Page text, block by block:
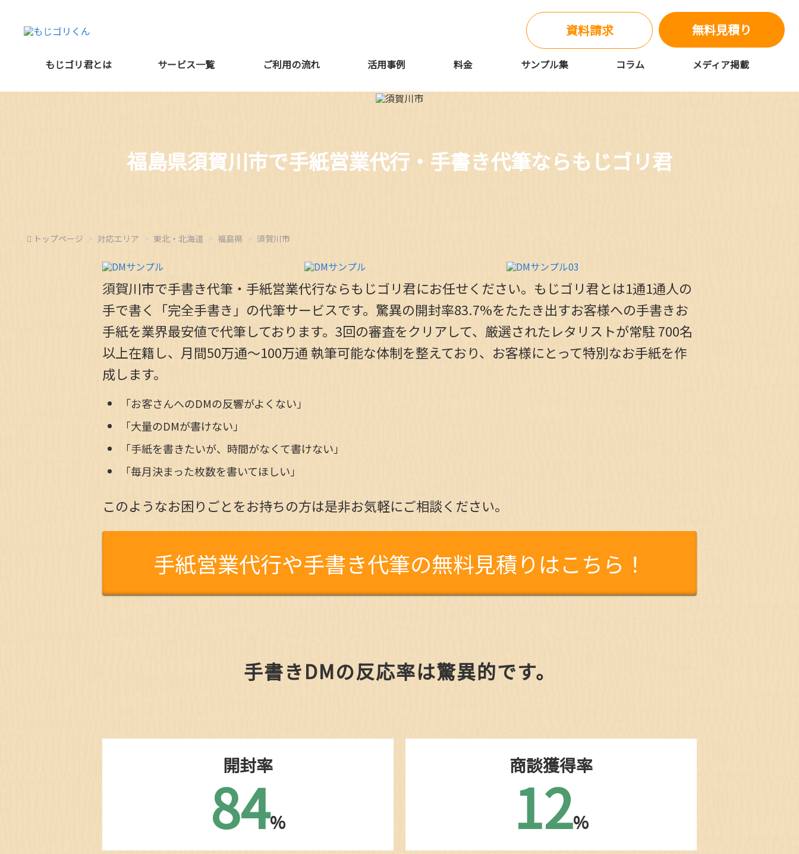
資料請求 無料見積り
もじゴリ君とは サービス一覧 ご利用の流れ 活用事例 料金 サンプル集 コラム メディア掲載
福島県須賀川市で手紙営業代行・手書き代筆ならもじゴリ君
トップページ 対応エリア 東北・北海道 福島県 須賀川市
須賀川市で手書き代筆・手紙営業代行ならもじゴリ君にお任せください。もじゴリ君とは1通1通人の
手で書く「完全手書き」の代筆サービスです。驚異の開封率83.7%をたたき出すお客様への手書きお
手紙を業界最安値で代筆しております。3回の審査をクリアして、厳選されたレタリストが常駐 700名
以上在籍し、月間50万通～100万通 執筆可能な体制を整えており、お客様にとって特別なお手紙を作
成します。
「お客さんへのDMの反響がよくない」
「大量のDMが書けない」
「手紙を書きたいが、時間がなくて書けない」
「毎月決まった枚数を書いてほしい」
このようなお困りごとをお持ちの方は是非お気軽にご相談ください。
手紙営業代行や手書き代筆の無料見積りはこちら！
手書きDMの反応率は驚異的です。
開封率
84%
商談獲得率
12%